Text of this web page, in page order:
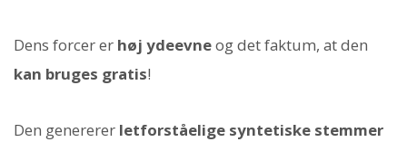
Dens forcer er høj ydeevneog det faktum, at den
kan bruges gratis!
Den genererer letforståelige syntetiske stemmer